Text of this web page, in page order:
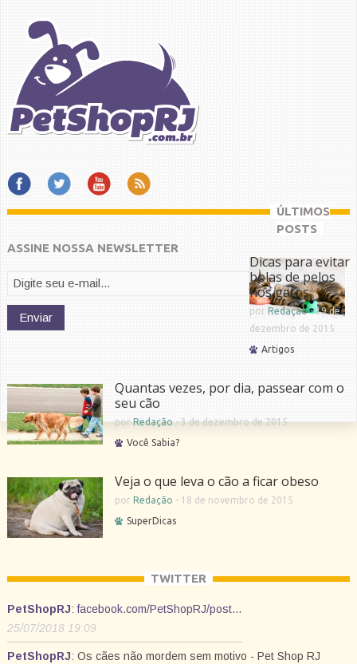
ASSINE NOSSA NEWSLETTER
ÚLTIMOS
POSTS
Dicas para evitar
bolas de pelos
nos gatos
por Redação-19 de
dezembro de 2015
Artigos
Quantas vezes, por dia, passear com o
seu cão
porRedação-3 de dezembro de 2015
Você Sabia?
Veja o que leva o cão a ficar obeso
por Redação - 18 de novembro de 2015
SuperDicas
TWITTER
PetShopRJ:facebook.com/PetShopRJ/post…
25/07/2018 19:09
PetShopRJ: Os cães não mordem sem motivo - Pet Shop RJ